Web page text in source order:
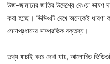
উজ-জামানের জাতির উদ্দেশ্যে দেওয়া ভাষণ
করা হচ্ছে। ভিডিওটি দেখে অনেকেই ধারণা
সেনাপ্রধানের সাম্প্রতিক বক্তব্য।
তথ্য যাচাই করে দেখা যায়, আলোচিত